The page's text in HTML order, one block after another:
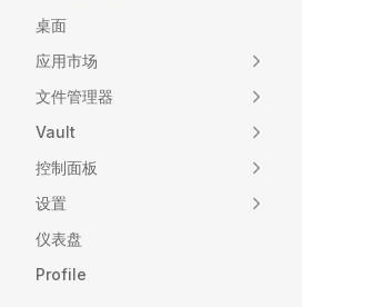
桌面
应用市场
文件管理器
Vault
控制面板
设置
仪表盘
Profile